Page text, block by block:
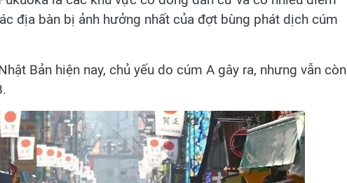
địa bàn bị ảnh hưởng nhất của đợt bùng phát dịch cúm
Bản hiện nay, chủ yếu do cúm A gây ra, nhưng vẫn còn